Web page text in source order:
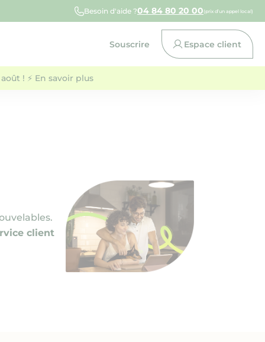
Besoin d'aide ?04 84 80 20 00 (prix d’un appel local)
Souscrire Espace client
! ⚡ En savoir plus
client